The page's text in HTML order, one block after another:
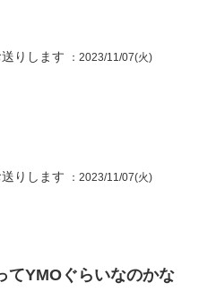
りします ：2023/11/07(火)
りします ：2023/11/07(火)
てYMOぐらいなのかな